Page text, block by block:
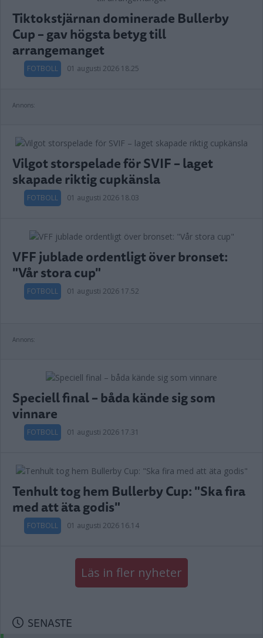
Tiktokstjärnan dominerade Bullerby
Cup – gav högsta betyg till
arrangemanget
FOTBOLL 01 augusti 2026 18.25
Annons:
Vilgot storspelade för SVIF – laget
skapade riktig cupkänsla
FOTBOLL 01 augusti 2026 18.03
VFF jublade ordentligt över bronset:
"Vår stora cup"
FOTBOLL 01 augusti 2026 17.52
Annons:
Speciell final – båda kände sig som
vinnare
FOTBOLL 01 augusti 2026 17.31
Tenhult tog hem Bullerby Cup: "Ska fira
med att äta godis"
FOTBOLL 01 augusti 2026 16.14
Läs in fler nyheter
SENASTE